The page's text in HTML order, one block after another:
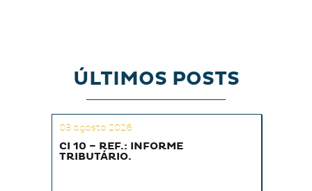
ÚLTIMOS POSTS
03 agosto 2026
CI 10 – REF.: INFORME
TRIBUTÁRIO.